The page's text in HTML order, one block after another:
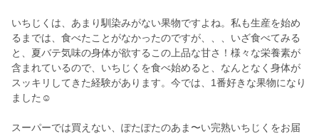
いちじくは、あまり馴染みがない果物ですよね。私も生産を始め
るまでは、食べたことがなかったのですが、、、いざ食べてみる
と、夏バテ気味の身体が欲するこの上品な甘さ！様々な栄養素が
含まれているので、いちじくを食べ始めると、なんとなく身体が
スッキリしてきた経験があります。今では、1番好きな果物になり
ました☺︎
スーパーでは買えない、ぽたぽたのあま〜い完熟いちじくをお届